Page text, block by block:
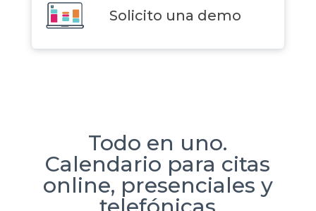
Solicito una demo
Todo en uno.
Calendario para citas
online, presenciales y